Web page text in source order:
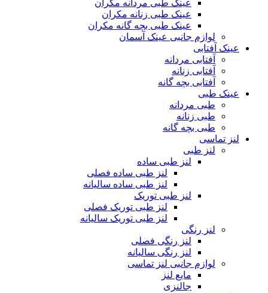
عینک طبی مردانه مکران
عینک طبی زنانه مکران
عینک طبی بچه گانه مکران
لوازم جانبی عینک آسمان
عینک آفتابی
آفتابی مردانه
آفتابی زنانه
آفتابی بچه گانه
عینک طبی
طبی مردانه
طبی زنانه
طبی بچه گانه
لنز تماسی
لنز طبی
لنز طبی ساده
لنز طبی ساده فصلی
لنز طبی ساده سالیانه
لنز طبی توریک
لنز طبی توریک فصلی
لنز طبی توریک سالیانه
لنز رنگی
لنز رنگی فصلی
لنز رنگی سالیانه
لوازم جانبی لنز تماسی
مایع لنز
جالنزی